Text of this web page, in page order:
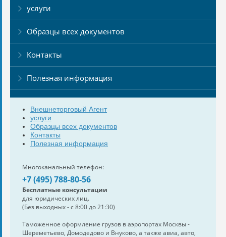
услуги
Образцы всех документов
Контакты
Полезная информация
Внешнеторговый Агент
услуги
Образцы всех документов
Контакты
Полезная информация
Многоканальный телефон:
+7 (495) 788-80-56
Бесплатные консультации
для юридических лиц.
(Без выходных - с 8:00 до 21:30)
Таможенное оформление грузов в аэропортах Москвы -
Шереметьево, Домодедово и Внуково, а также авиа, авто,